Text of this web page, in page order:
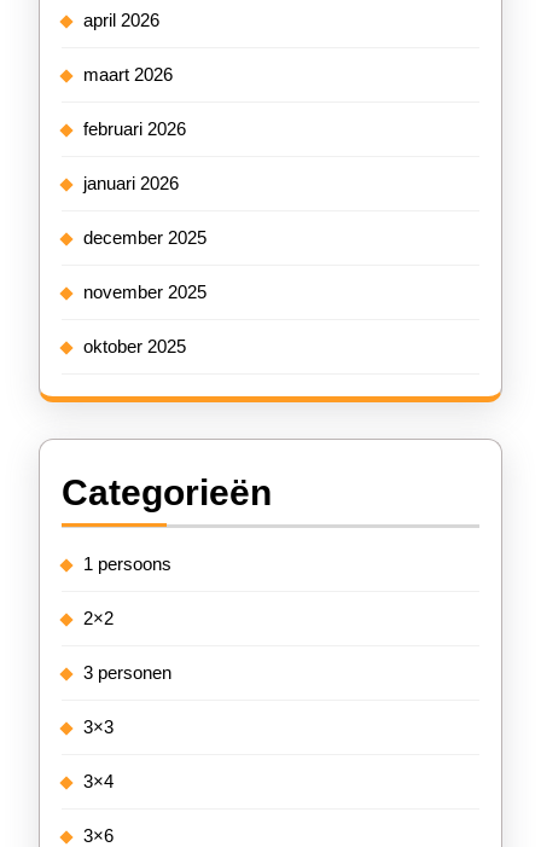
april 2026
maart 2026
februari 2026
januari 2026
december 2025
november 2025
oktober 2025
Categorieën
1 persoons
2×2
3 personen
3×3
3×4
3×6